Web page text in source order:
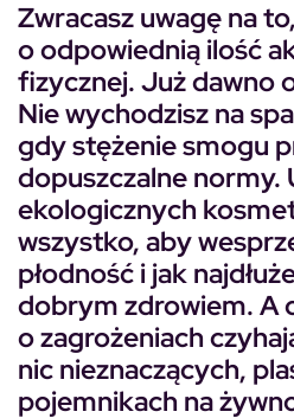
Zwracasz uwagę na
o odpowiednią ilość
fizycznej. Już dawno
Nie wychodzisz na
gdy stężenie smogu
dopuszczalne normy.
ekologicznych
wszystko, aby
płodność i jak
dobrym zdrowiem. A
o zagrożeniach
nic nieznaczących,
pojemnikach na